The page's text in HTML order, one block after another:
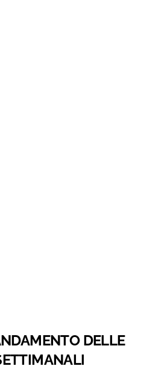
DELLE